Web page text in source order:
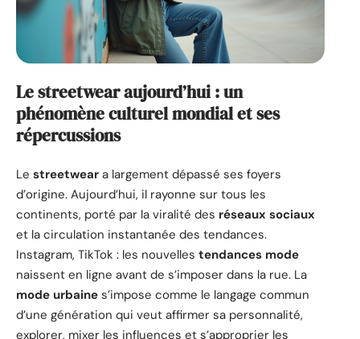
Le streetwear aujourd’hui : un
phénomène culturel mondial et ses
répercussions
Le streetwear a largement dépassé ses foyers
d’origine. Aujourd’hui, il rayonne sur tous les
continents, porté par la viralité des réseaux sociaux
et la circulation instantanée des tendances.
Instagram, TikTok : les nouvelles tendances mode
naissent en ligne avant de s’imposer dans la rue. La
mode urbaine s’impose comme le langage commun
d’une génération qui veut affirmer sa personnalité,
explorer, mixer les influences et s’approprier les